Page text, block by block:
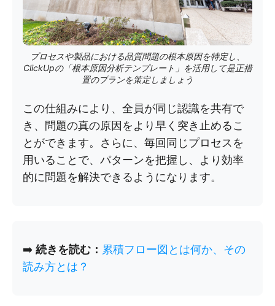
プロセスや製品における品質問題の根本原因を特定し、
ClickUpの「根本原因分析テンプレート」を活用して是正措
置のプランを策定しましょう
この仕組みにより、全員が同じ認識を共有で
き、問題の真の原因をより早く突き止めるこ
とができます。さらに、毎回同じプロセスを
用いることで、パターンを把握し、より効率
的に問題を解決できるようになります。
➡️ 続きを読む： 累積フロー図とは何か、その
読み方とは？